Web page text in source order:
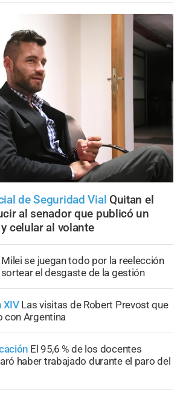
de Seguridad Vial Quitan el
al senador que publicó un
celular al volante
se juegan todo por la reelección
el desgaste de la gestión
XIV Las visitas de Robert Prevost que
con Argentina
El 95,6 % de los docentes
haber trabajado durante el paro del